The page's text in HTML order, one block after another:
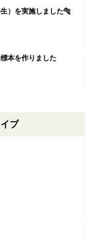
）を実施しました🐅
本を作りました
ブ